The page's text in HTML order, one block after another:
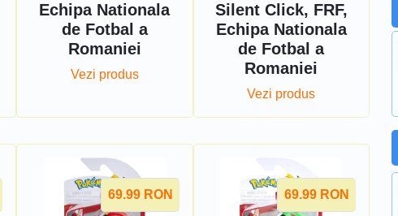
Echipa Nationala
de Fotbal a
Romaniei
Vezi produs
Silent Click, FRF,
Echipa Nationala
de Fotbal a
Romaniei
Vezi produs
69.99 RON 69.99 RON